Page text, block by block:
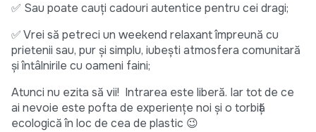
✅ Sau poate cauți cadouri autentice pentru cei dragi;
✅ Vrei să petreci un weekend relaxant împreună cu
prietenii sau, pur și simplu, iubești atmosfera comunitară
și întâlnirile cu oameni faini;
Atunci nu ezita să vii! Intrarea este liberă. Iar tot de ce
ai nevoie este pofta de experiențe noi și o torbiță
ecologică în loc de cea de plastic 😉